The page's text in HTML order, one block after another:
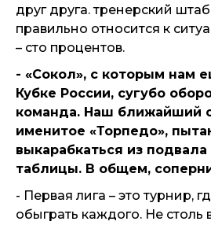
друг друга. тренерский
правильно относится к
– сто процентов.
- «Сокол», с которым нам
Кубке России, сугубо
команда. Наш ближайший
именитое «Торпедо»,
выкарабкаться из
таблицы. В общем,
- Первая лига – это турнир,
обыграть каждого. Не столь